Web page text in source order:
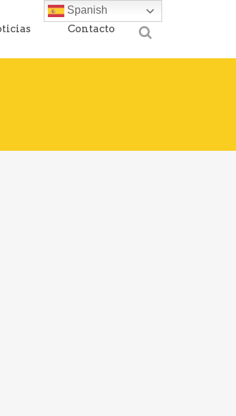
Contacto
Spanish